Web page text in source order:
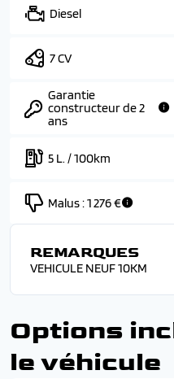
Diesel
7 CV
Garantie
constructeur de 2
ans
5 L. / 100km
Malus :1 276 €
REMARQUES
VEHICULE NEUF 10KM
Options
le véhicule